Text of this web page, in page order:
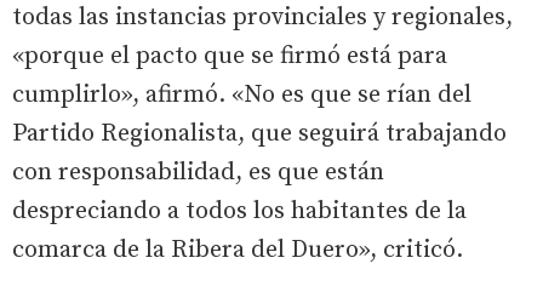
todas las instancias provinciales y regionales,
«porque el pacto que se firmó está para
cumplirlo», afirmó. «No es que se rían del
Partido Regionalista, que seguirá trabajando
con responsabilidad, es que están
despreciando a todos los habitantes de la
comarca de la Ribera del Duero», criticó.